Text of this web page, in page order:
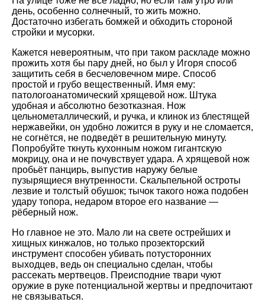
день, особенно солнечный, то жить можно.
Достаточно избегать бомжей и обходить стороной
стройки и мусорки.
Кажется невероятным, что при таком раскладе можно
прожить хотя бы пару дней, но был у Игоря способ
защитить себя в бесчеловечном мире. Способ
простой и грубо вещественный. Имя ему:
патологоанатомический хрящевой нож. Штука
удобная и абсолютно безотказная. Нож
цельнометаллический, и ручка, и клинок из блестящей
нержавейки, он удобно ложится в руку и не сломается,
не согнётся, не подведёт в решительную минуту.
Попробуйте ткнуть кухонным ножом гигантскую
мокрицу, она и не почувствует удара. А хрящевой нож
пробьёт панцирь, выпустив наружу белые
пузырящиеся внутренности. Скальпельной остроты
лезвие и толстый обушок; тычок такого ножа подобен
удару топора, недаром второе его название —
рёберный нож.
Но главное не это. Мало ли на свете острейших и
хищных кинжалов, но только прозекторский
инструмент способен убивать потусторонних
выходцев, ведь он специально сделан, чтобы
рассекать мертвецов. Преисподние твари чуют
оружие в руке потенциальной жертвы и предпочитают
не связываться.